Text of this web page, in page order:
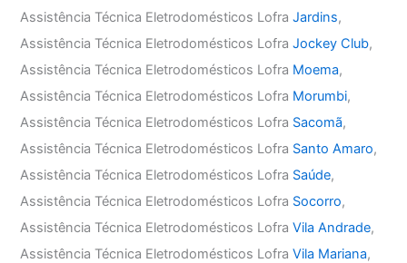
Assistência Técnica Eletrodomésticos LofraJardins,
Assistência Técnica Eletrodomésticos LofraJockey Club,
Assistência Técnica Eletrodomésticos Lofra Moema,
Assistência Técnica Eletrodomésticos Lofra Morumbi,
Assistência Técnica Eletrodomésticos Lofra Sacomã,
Assistência Técnica Eletrodomésticos Lofra Santo Amaro,
Assistência Técnica Eletrodomésticos Lofra Saúde,
Assistência Técnica Eletrodomésticos Lofra Socorro,
Assistência Técnica Eletrodomésticos LofraVila Andrade,
Assistência Técnica Eletrodomésticos LofraVila Mariana,